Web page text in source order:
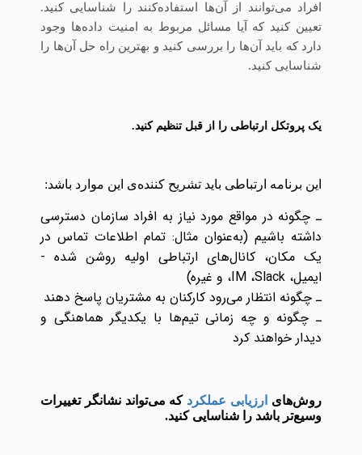
افراد می‌توانند از آن‌ها استفاده‌کنند را شناسایی کنید.
تعیین کنید که آیا مسائل مربوط به امنیت داده‌ها وجود
دارد که باید آن‌ها را بررسی کنید و بهترین راه حل آن‌ها را
شناسایی کنید.
یک پروتکل ارتباطی را از قبل تنظیم کنید.
این برنامه ارتباطی باید تشریح کننده‌ی این موارد باشد:
ـ چگونه در مواقع مورد نیاز به افراد سازمان دسترسی
داشته‌ باشیم (به‌عنوان مثال: تمام اطلاعات تماس در
یک مکان، کانال‌های ارتباطی اولیه روشن شده -
ایمیل، IM ،Slack، و غیره)
ـ چگونه انتظار می‌رود کارکنان به مشتریان پاسخ دهند
ـ چگونه و چه زمانی تیم‌ها با یکدیگر هماهنگی و
دیدار خواهند کرد
روش‌های ارزیابی عملکرد که می‌تواند نشانگر تغییرات
وسیع‌تر باشد را شناسایی کنید.